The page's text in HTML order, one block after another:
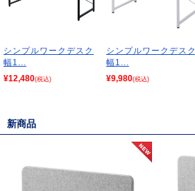
シンプルワークデスク
幅1...
¥12,480(税込)
シンプルワークデスク
幅1...
¥9,980(税込)
新商品